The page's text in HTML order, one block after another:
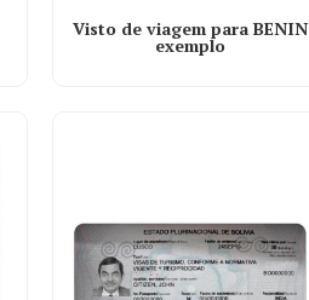
Visto de viagem para BENIN
exemplo